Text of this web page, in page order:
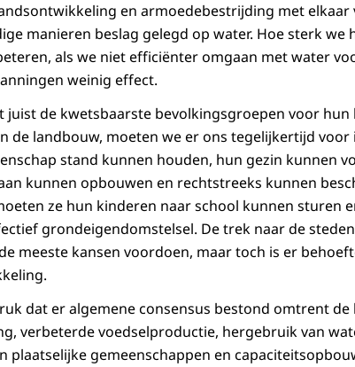
en armoedebestrijding met
manieren beslag gelegd op water. Hoe sterk we
als we niet efficiënter omgaan met water
weinig effect.
juist de kwetsbaarste bevolkingsgroepen voor
de landbouw, moeten we er ons tegelijkertijd
stand kunnen houden, hun gezin kunnen
kunnen opbouwen en rechtstreeks kunnen
ze hun kinderen naar school kunnen sturen
grondeigendomstelsel. De trek naar de
meeste kansen voordoen, maar toch is er
dat er algemene consensus bestond omtrent
verbeterde voedselproductie, hergebruik van
plaatselijke gemeenschappen en